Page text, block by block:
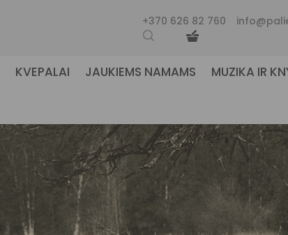
+370 626 82 760
KVEPALAI JAUKIEMS NAMAMS MUZIKA IR